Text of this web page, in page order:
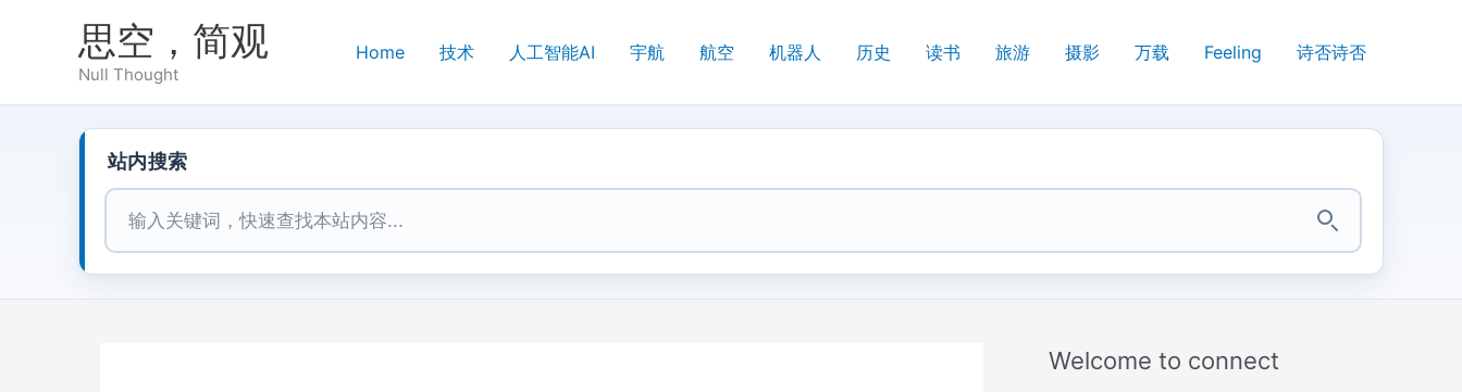
思空，简观
Null Thought
Home 技术 人工智能AI 宇航 航空 机器人 历史 读书 旅游 摄影 万载 Feeling 诗否诗否
站内搜索
站内搜索
Welcome to connect